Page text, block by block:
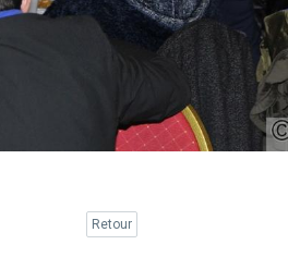
Retour